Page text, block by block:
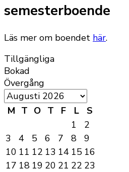
semesterboende
Läs mer om boendet här.
Tillgängliga
Bokad
Övergång
M T O T F L
S
1
2
3
4 5 6 7 8
9
10 11 12 13 14 15 16
17 18 19 20 21 22 23